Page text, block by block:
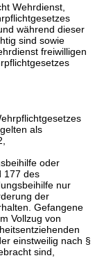
Wehrdienst,
während dieser
sind sowie
freiwilligen
als
oder
177 des
nur
der
Gefangene
Vollzug von
einstweilig nach §
sind,